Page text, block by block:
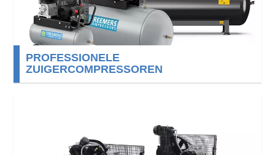
PROFESSIONELE
ZUIGERCOMPRESSOREN